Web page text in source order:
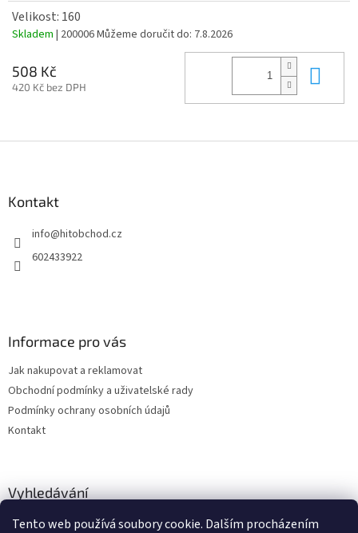
Tento web používá soubory cookie. Dalším procházením
Velikost: 160
Skladem | 200006Můžeme doručit do: 7.8.2026
508 Kč
420 Kč bez DPH
Kontakt
info@hitobchod.cz
602433922
Informace pro vás
Jak nakupovat a reklamovat
Obchodní podmínky a uživatelské rady
Podmínky ochrany osobních údajů
Kontakt
Vyhledávání